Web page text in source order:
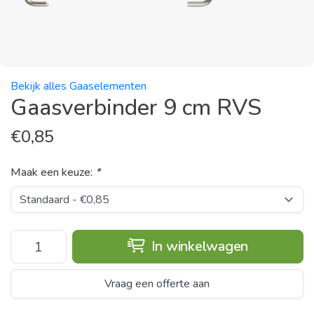
Bekijk alles Gaaselementen
Gaasverbinder 9 cm RVS
€0,85
Maak een keuze: *
In winkelwagen
Vraag een offerte aan